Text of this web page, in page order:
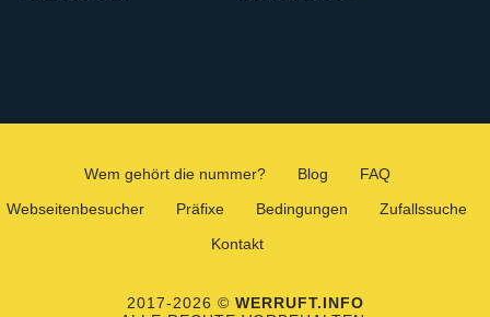
Wem gehört die nummer? Blog
FAQ
Webseitenbesucher
Präfixe Bedingungen
Zufallssuche
Kontakt
2017-2026 © WERRUFT.INFO